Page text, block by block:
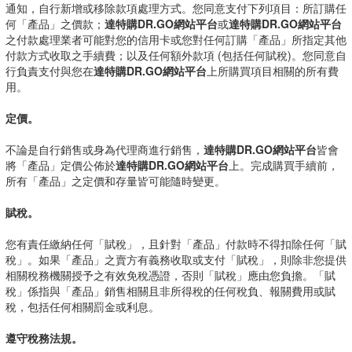
通知，自行新增或移除款項處理方式。您同意支付下列項目：所訂購任
何「產品」之價款； 達特購DR.GO網站平台或達特購DR.GO網站平台
之付款處理業者可能對您的信用卡或您對任何訂購「產品」所指定其他
付款方式收取之手續費；以及任何額外款項 (包括任何賦稅)。您同意自
行負責支付與您在達特購DR.GO網站平台上所購買項目相關的所有費
用。
定價。
不論是自行銷售或身為代理商進行銷售， 達特購DR.GO網站平台皆會
將「產品」定價公佈於達特購DR.GO網站平台上。完成購買手續前，
所有「產品」之定價和存量皆可能隨時變更。
賦稅。
您有責任繳納任何「賦稅」，且針對「產品」付款時不得扣除任何「賦
稅」。如果「產品」之賣方有義務收取或支付「賦稅」，則除非您提供
相關稅務機關授予之有效免稅憑證，否則「賦稅」應由您負擔。「賦
稅」係指與「產品」銷售相關且非所得稅的任何稅負、報關費用或賦
稅，包括任何相關罰金或利息。
遵守稅務法規。